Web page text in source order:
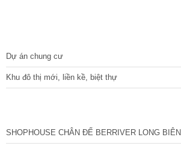
Dự án chung cư
Khu đô thị mới, liền kề, biệt thự
SHOPHOUSE CHÂN ĐẾ BERRIVER LONG BIÊN